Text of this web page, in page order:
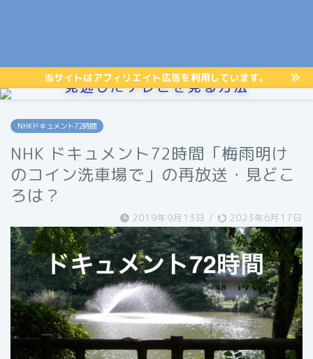
当サイトはアフィリエイト広告を利用しています。
見逃したテレビを見る方法
NHKドキュメント72時間
NHK ドキュメント72時間「梅雨明け
のコイン洗車場で」の再放送・見どこ
ろは？
2019年9月13日 / 2023年6月17日